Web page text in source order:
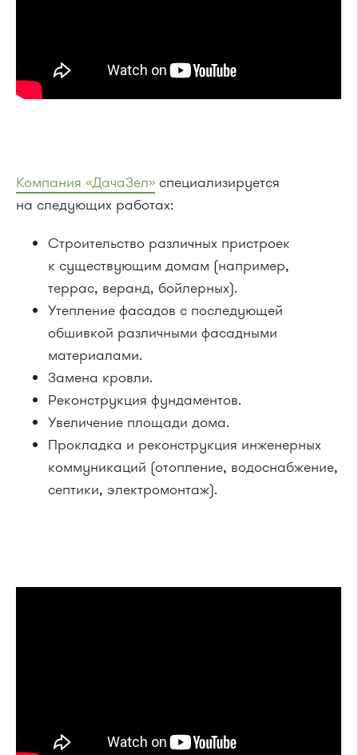
Компания «ДачаЗел» специализируется
на следующих работах:
Строительство различных пристроек
к существующим домам (например,
террас, веранд, бойлерных).
Утепление фасадов с последующей
обшивкой различными фасадными
материалами.
Замена кровли.
Реконструкция фундаментов.
Увеличение площади дома.
Прокладка и реконструкция инженерных
коммуникаций (отопление, водоснабжение,
септики, электромонтаж).